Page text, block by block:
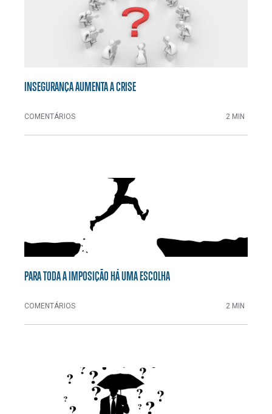
INSEGURANÇA AUMENTA A CRISE
COMENTÁRIOS 2 MIN
PARA TODA A IMPOSIÇÃO HÁ UMA ESCOLHA
COMENTÁRIOS 2 MIN